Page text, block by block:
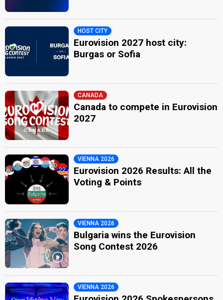
HOST CITY
Eurovision 2027 host city:
Burgas or Sofia
CANADA
Canada to compete in Eurovision
2027
VIENNA 2026
Eurovision 2026 Results: All the
Voting & Points
VIENNA 2026
Bulgaria wins the Eurovision
Song Contest 2026
VIENNA 2026